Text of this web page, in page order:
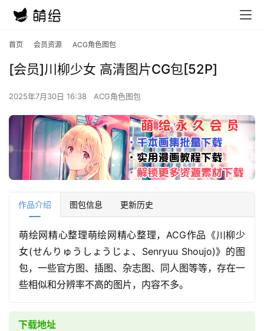
首页 会员资源 ACG角色图包
[会员]川柳少女 高清图片CG包[52P]
2025年7月30日 16:38 ACG角色图包
作品介绍 图包信息 更新历史
萌绘网精心整理萌绘网精心整理，ACG作品《川柳少
女(せんりゅうしょうじょ、Senryuu Shoujo)》的图
包，一些官方图、插图、杂志图、同人图等等，存在一
些相似和分辨率不高的图片，内容不多。
下载地址